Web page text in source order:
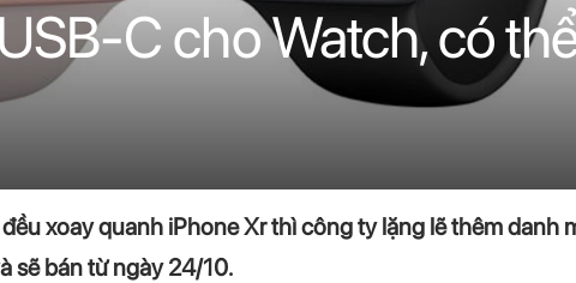
C cho Watch, có
xoay quanh iPhone Xr thì công ty lặng lẽ thêm danh
sẽ bán từ ngày 24/10.